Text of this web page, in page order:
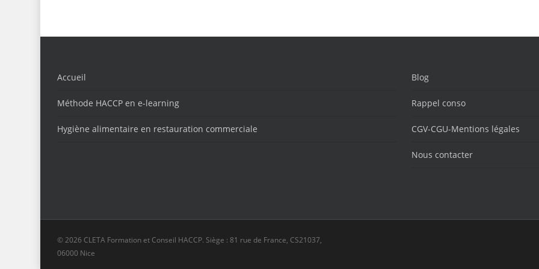
Accueil
Méthode HACCP en e-learning
Hygiène alimentaire en restauration commerciale
Blog
Rappel conso
CGV-CGU-Mentions légales
Nous contacter
© 2026 CLETA Formation et Conseil HACCP. Siège : 81 rue de France, CS21037,
06000 Nice